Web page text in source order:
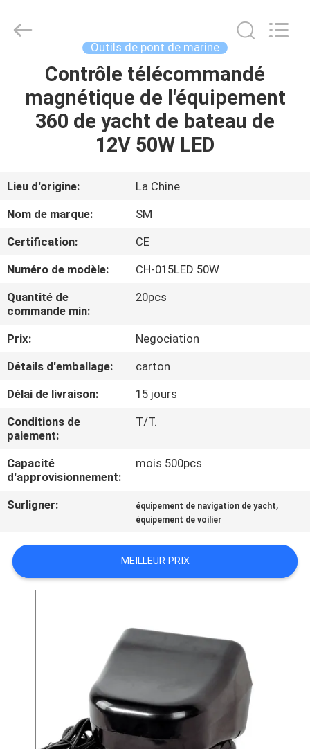
MAISON
PRODUITS
AU
DE
NOUS
VISITE
D'USINE
CONTRÔLE
DE
QUALITÉ
COMPANY
NEWS
PLAN
DU
SITE
Marine
Co.,Ltd..
Outils de pont de marine
Contrôle télécommandé
magnétique de l'équipement
360 de yacht de bateau de
12V 50W LED
Lieu d'origine:
La Chine
Nom de marque:
SM
Certification:
CE
Numéro de modèle:
CH-015LED 50W
Quantité de
commande min:
20pcs
Prix:
Negociation
Détails d'emballage:
carton
Délai de livraison:
15 jours
Conditions de
paiement:
T/T.
Capacité
d'approvisionnement:
mois 500pcs
Surligner: équipement de navigation de yacht,
équipement de voilier
MEILLEUR PRIX